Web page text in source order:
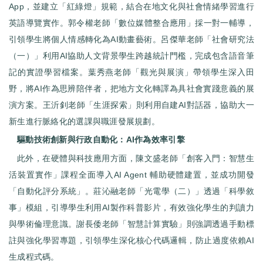
App，並建立「紅綠燈」規範，結合在地文化與社會情緒學習進行
英語導覽實作。郭令權老師「數位媒體整合應用」採一對一輔導，
引領學生將個人情感轉化為AI動畫藝術。呂傑華老師「社會研究法
（一）」利用AI協助人文背景學生跨越統計門檻，完成包含語音筆
記的實證學習檔案。葉秀燕老師「觀光與展演」帶領學生深入田
野，將AI作為思辨陪伴者，把地方文化轉譯為具社會實踐意義的展
演方案。王沂釗老師「生涯探索」則利用自建AI對話器，協助大一
新生進行脈絡化的選課與職涯發展規劃。
驅動技術創新與行政自動化：AI作為效率引擎
此外，在硬體與科技應用方面，陳文盛老師「創客入門：智慧生
活裝置實作」課程全面導入AI Agent 輔助硬體建置，並成功開發
「自動化評分系統」。莊沁融老師「光電學（二）」透過「科學敘
事」模組，引導學生利用AI製作科普影片，有效強化學生的判讀力
與學術倫理意識。謝長倭老師「智慧計算實驗」則強調透過手動標
註與強化學習專題，引領學生深化核心代碼邏輯，防止過度依賴AI
生成程式碼。